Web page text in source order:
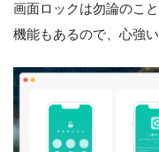
画面ロックは勿論のこ
機能もあるので、心強い